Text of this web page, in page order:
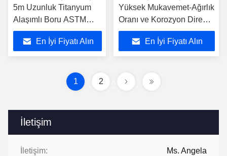
İletişim
İletişim: Ms. Angela
5m Uzunluk Titanyum
Alaşımlı Boru ASTM
B861 Standardı
En İyi Fiyatı Alın
Yüksek Mukavemet-Ağırlık
Oranı ve Korozyon Direnci
Özellikli ASTM B338
Titanyum Alaşımlı Tüp
En İyi Fiyatı Alın
1 2